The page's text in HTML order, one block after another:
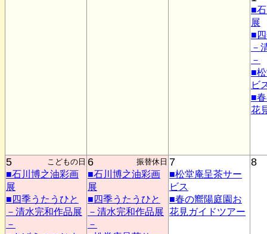
■
展
■
－
－
■
ビ
■
花
5 こどもの日
■石川博之油彩画
展
■四季うたうひと
－清水完和作品展
－
6 振替休日
■石川博之油彩画
展
■四季うたうひと
－清水完和作品展
－
7
■松堂庵呈茶サー
ビス
■春の嚮陽庭園お
花見ガイドツアー
8